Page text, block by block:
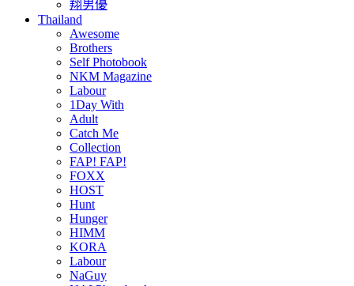
翔男優
Thailand
Awesome
Brothers
Self Photobook
NKM Magazine
Labour
1Day With
Adult
Catch Me
Collection
FAP! FAP!
FOXX
HOST
Hunt
Hunger
HIMM
KORA
Labour
NaGuy